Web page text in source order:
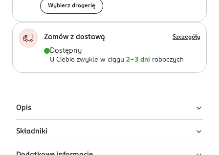
Wybierz drogerię
Zamów z dostawą Szczegóły
Dostępny
U Ciebie zwykle w ciągu 2-3 dni roboczych
Opis
Naturalna pielęgnacja czułych miejsc.
Lekki olejkowy eliksir intensywnie regeneruje i nawilża
Składniki